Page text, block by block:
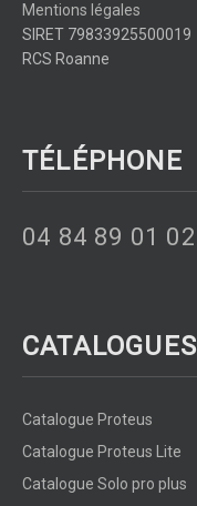
Mentions légales
SIRET 79833925500019
RCS Roanne
TÉLÉPHONE
04 84 89 01 02
CATALOGUES
Catalogue Proteus
Catalogue Proteus Lite
Catalogue Solo pro plus